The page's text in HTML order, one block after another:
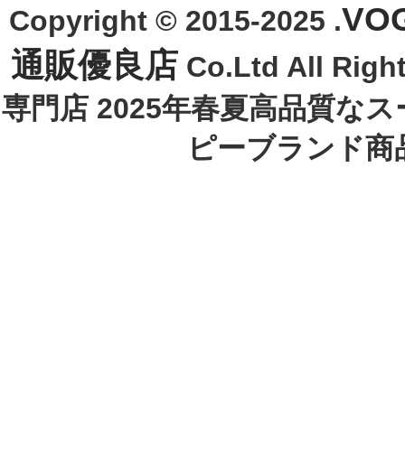
Copyright © 2015-2025 .
通販優良店 Co.Ltd All
専門店 2025年春夏高品質な
ピーブランド